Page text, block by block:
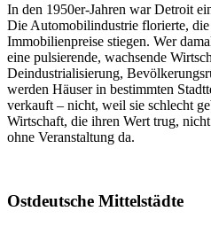
In den 1950er-Jahren war Detroit
Die Automobilindustrie florierte,
Immobilienpreise stiegen. Wer
eine pulsierende, wachsende
Deindustrialisierung,
werden Häuser in bestimmten
verkauft – nicht, weil sie schlecht
Wirtschaft, die ihren Wert trug,
ohne Veranstaltung da.
Ostdeutsche Mittelstädte